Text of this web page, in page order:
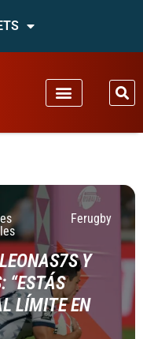
Ferugby
Y
“ESTÁS
LÍMITE EN